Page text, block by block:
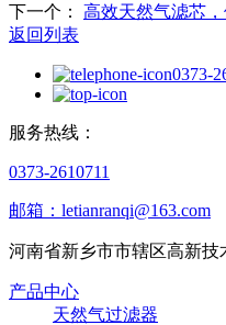
下一个：
高效天然气滤芯
返回列表
0373-
服务热线：
0373-2610711
邮箱：letianranqi@163.com
河南省新乡市市辖区高新技
产品中心
天然气过滤器